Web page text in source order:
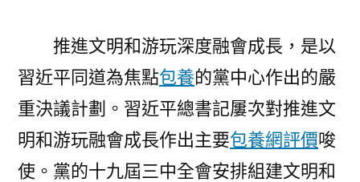
推進文明和游玩深度融會成長，是以
習近平同道為焦點包養的黨中心作出的嚴
重決議計劃。習近平總書記屢次對推進文
明和游玩融會成長作出主要包養網評價唆
使。黨的十九屆三中全會安排組建文明和